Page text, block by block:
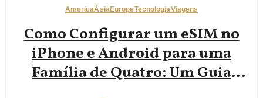
AmericaÁsiaEuropeTecnologiaViagens
Como Configurar um eSIM no
iPhone e Android para uma
Família de Quatro: Um Guia